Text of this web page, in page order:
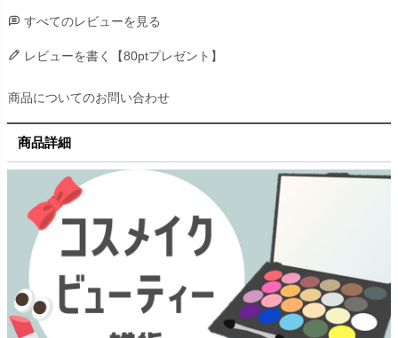
すべてのレビューを見る
レビューを書く【80ptプレゼント】
商品についてのお問い合わせ
商品詳細